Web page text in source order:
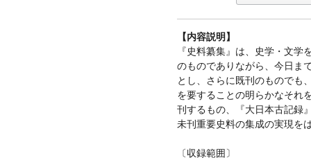
【内容説明】
『史料纂集』は、史学・文学
のものでありながら、今日ま
とし、さらに既刊のものでも
を要することの明らかなそれ
刊するもの、『大日本古記録
未刊重要史料の集成の実現を
〔収録範囲〕